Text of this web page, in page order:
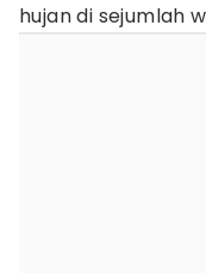
hujan di sejumlah